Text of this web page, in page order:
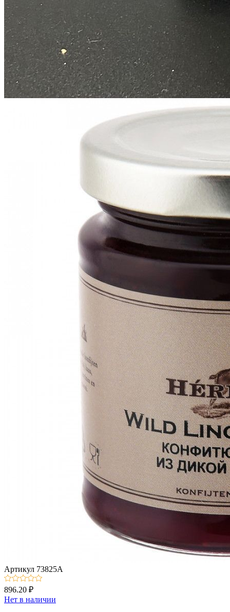
Артикул 73825А
896.20 ₽
Нет в наличии